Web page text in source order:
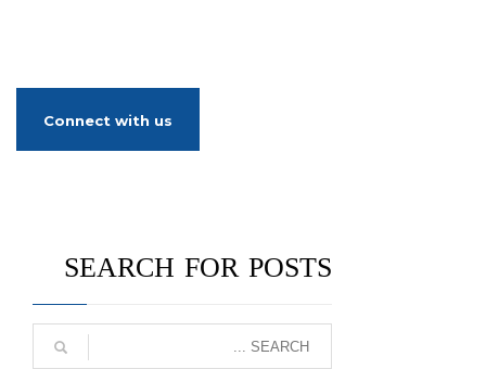
Connect with us
SEARCH FOR POSTS